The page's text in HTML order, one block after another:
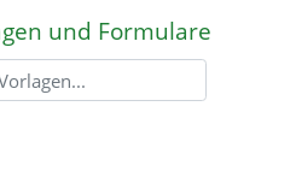
und Formulare